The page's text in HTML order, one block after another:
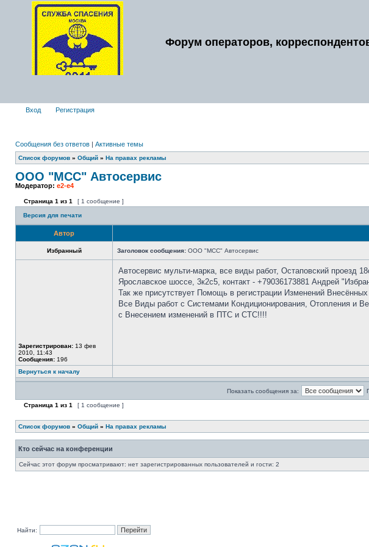
Форум операторов,
Вход Регистрация
Сообщения без ответов | Активные темы
Список форумов » Общий » На правах рекламы
ООО "МСС" Автосервис
Модератор: e2-e4
Страница 1 из 1 [ 1 сообщение ]
Версия для печати
Автор
Избранный Заголовок сообщения: ООО "МСС" Автосервис
Зарегистрирован: 13 фев
2010, 11:43
Сообщения: 196
Автосервис мульти-марка, все виды работ, Остаповский проезд
Ярославское шоссе, 3к2с5, контакт - +79036173881 Андрей
Так же присутствует Помощь в регистрации Изменений
Все Виды работ с Системами Кондиционирования, Отопления и
с Внесением изменений в ПТС и СТС!!!!
Вернуться к началу
Показать сообщения за:
Страница 1 из 1 [ 1 сообщение ]
Список форумов » Общий » На правах рекламы
Кто сейчас на конференции
Сейчас этот форум просматривают: нет зарегистрированных пользователей и гости: 2
Найти: